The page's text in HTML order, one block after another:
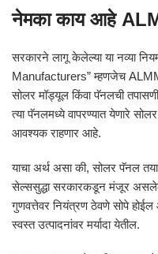
नेमका काय आहे
सरकारने लागू केलेल्या या नव्या
Manufacturers” म्हणजेच
सोलर मॉड्यूल किंवा पॅनलची
त्या पॅनलमध्ये वापरण्यात येणारे
आवश्यक राहणार आहे.
याचा अर्थ असा की, सोलर पॅनल
सेल्ससुद्धा सरकारकडून मंजूर
गुणवत्तेवर नियंत्रण ठेवणे सोपे होईल
स्वस्त उत्पादनांवर मर्यादा येतील.